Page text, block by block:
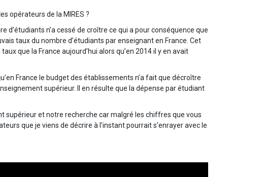
opérateurs de la MIRES ?
n’a cessé de croître ce qui a pour conséquence que
taux du nombre d’étudiants par enseignant en France. Cet
que la France aujourd’hui alors qu’en 2014 il y en avait
France le budget des établissements n’a fait que décroître
supérieur. Il en résulte que la dépense par étudiant
supérieur et notre recherche car malgré les chiffres que vous
que je viens de décrire à l’instant pourrait s’enrayer avec le